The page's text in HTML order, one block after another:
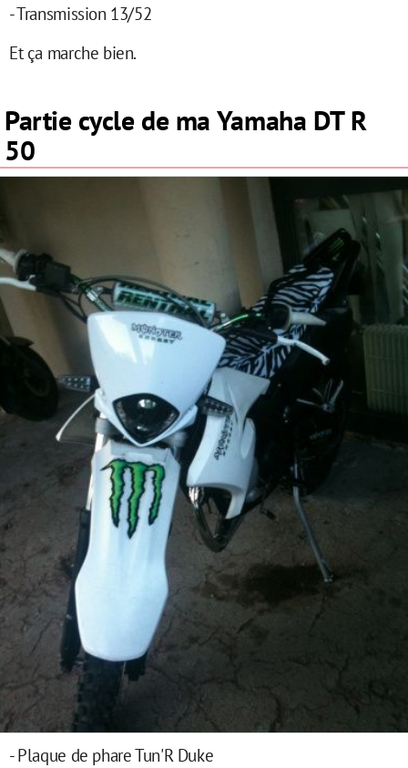
- Transmission 13/52
Et ça marche bien.
Partie cycle de ma Yamaha DT R
50
- Plaque de phare Tun'R Duke